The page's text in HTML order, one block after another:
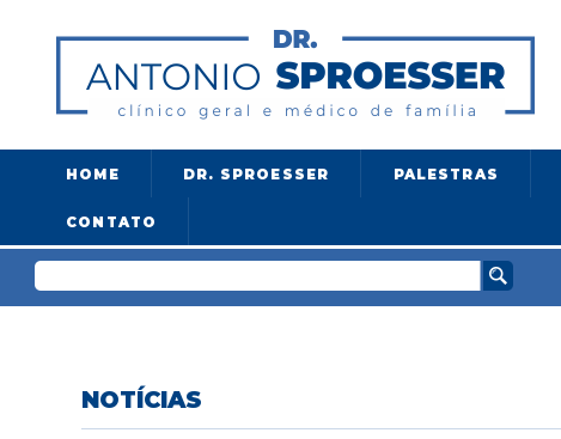
HOME DR. SPROESSER PALESTRAS
CONTATO
NOTÍCIAS